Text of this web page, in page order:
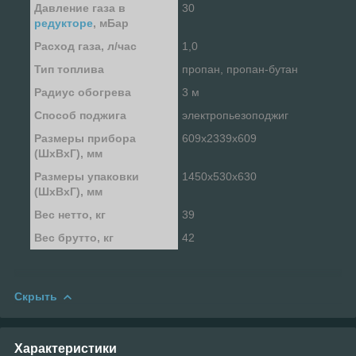
Давление газа в
редукторе, мБар
30
Расход газа, л/час
1,0
Тип топлива
пропан, пропан-бутан
Радиус обогрева
3 м
Способ поджига
электропьезоподжиг
Размеры прибора
(ШхВхГ), мм
609х2339х609
Размеры упаковки
(ШхВхГ), мм
1450х530х630
Вес нетто, кг
39
Вес брутто, кг
42
Скрыть
Характеристики